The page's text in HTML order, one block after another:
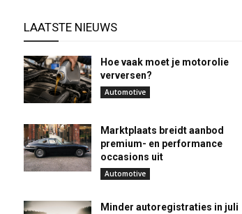
LAATSTE NIEUWS
Hoe vaak moet je motorolie
verversen?
Automotive
Marktplaats breidt aanbod
premium- en performance
occasions uit
Automotive
Minder autoregistraties in juli